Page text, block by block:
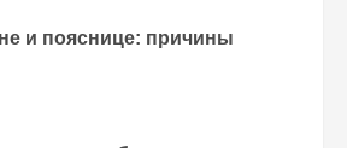
и пояснице: причины